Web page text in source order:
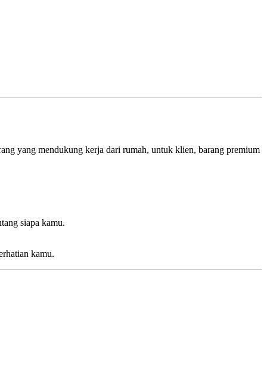
yang mendukung kerja dari rumah, untuk klien, barang premium
siapa kamu.
kamu.